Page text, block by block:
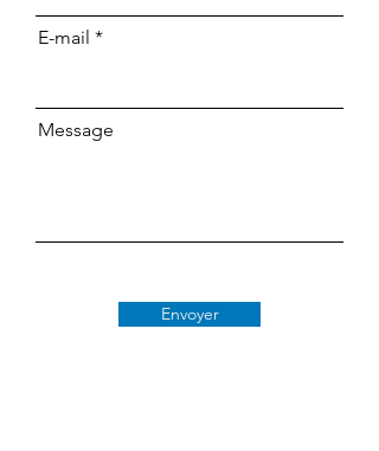
E-mail
Message
Envoyer